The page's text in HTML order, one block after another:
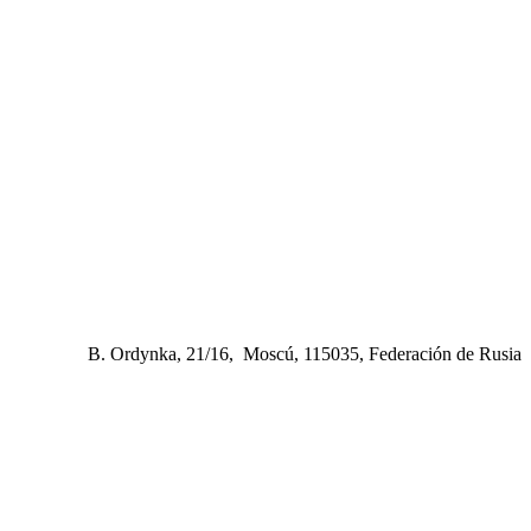
B. Ordynka, 21/16, Moscú, 115035, Federación de Rusia